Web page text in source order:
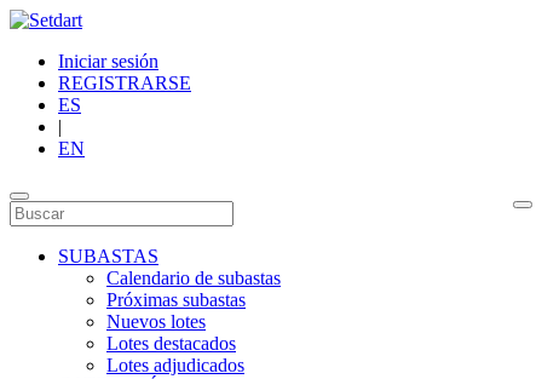
Iniciar sesión
REGISTRARSE
ES
|
EN
SUBASTAS
Calendario de subastas
Próximas subastas
Nuevos lotes
Lotes destacados
Lotes adjudicados